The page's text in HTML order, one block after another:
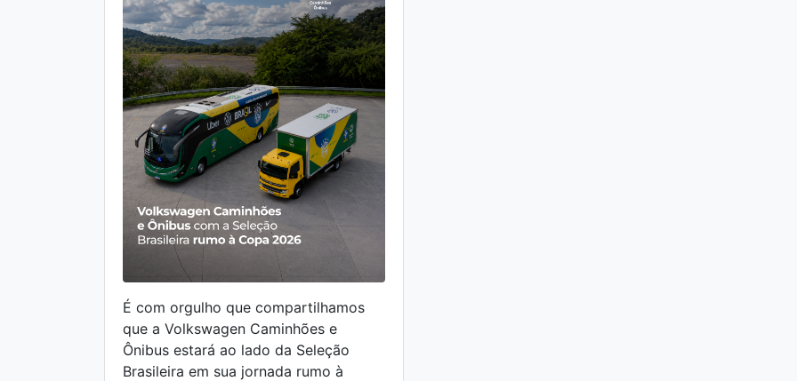
É com orgulho que compartilhamos
que a Volkswagen Caminhões e
Ônibus estará ao lado da Seleção
Brasileira em sua jornada rumo à